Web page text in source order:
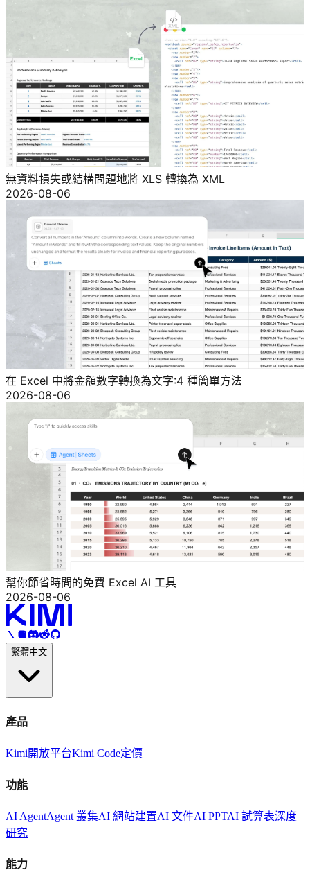
無資料損失或結構問題地將 XLS 轉換為 XML
2026-08-06
在 Excel 中將金額數字轉換為文字:4 種簡單方法
2026-08-06
幫你節省時間的免費 Excel AI 工具
2026-08-06
繁體中文
產品
Kimi開放平台Kimi Code定價
功能
AI AgentAgent 叢集AI 網站建置AI 文件AI PPTAI 試算表深度
研究
能力